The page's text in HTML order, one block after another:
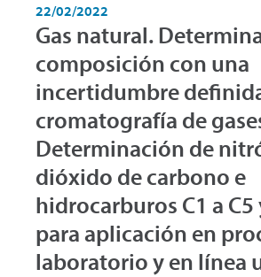
22/02/2022
Gas natural.
composición con una
incertidumbre
cromatografía de
Determinación de
dióxido de carbono e
hidrocarburos C1 a C5
para aplicación en
laboratorio y en línea